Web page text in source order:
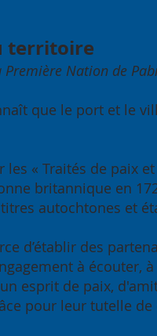
«
pour
territoire
Nation de
que le port et le
« Traités de paix
britannique en
autochtones et
d’établir des
à écouter,
esprit de paix,
pour leur tutelle de